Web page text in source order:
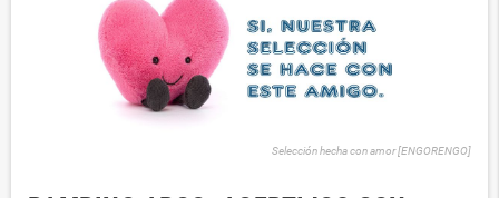
Selección hecha con amor [ENGORENGO]